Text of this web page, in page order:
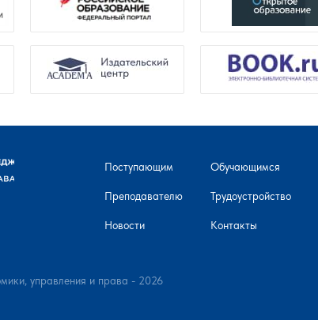
Поступающим Обучающимся
Преподавателю Трудоустройство
Новости Контакты
управления и права - 2026